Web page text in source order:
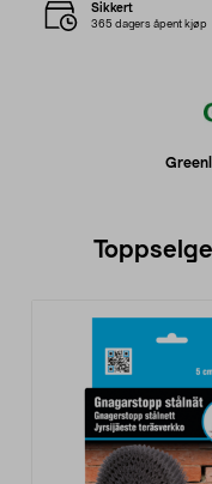
Sikkert
365 dagers åpent kjøp